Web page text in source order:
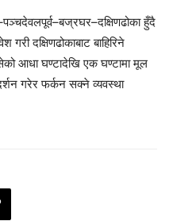
हुँदै
गरी दक्षिणढोकाबाट बाहिरिने
आधा घण्टादेखि एक घण्टामा मूल
गरेर फर्कन सक्ने व्यवस्था